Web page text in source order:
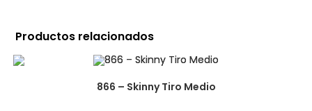
Productos relacionados
866 – Skinny Tiro Medio